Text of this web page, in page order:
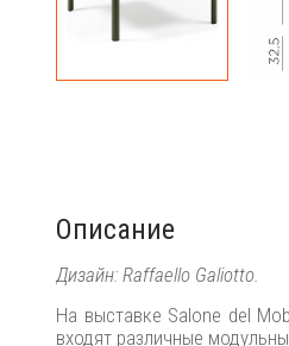
Описание
Дизайн: Raffaello Galiotto.
На выставке Salone del
входят различные